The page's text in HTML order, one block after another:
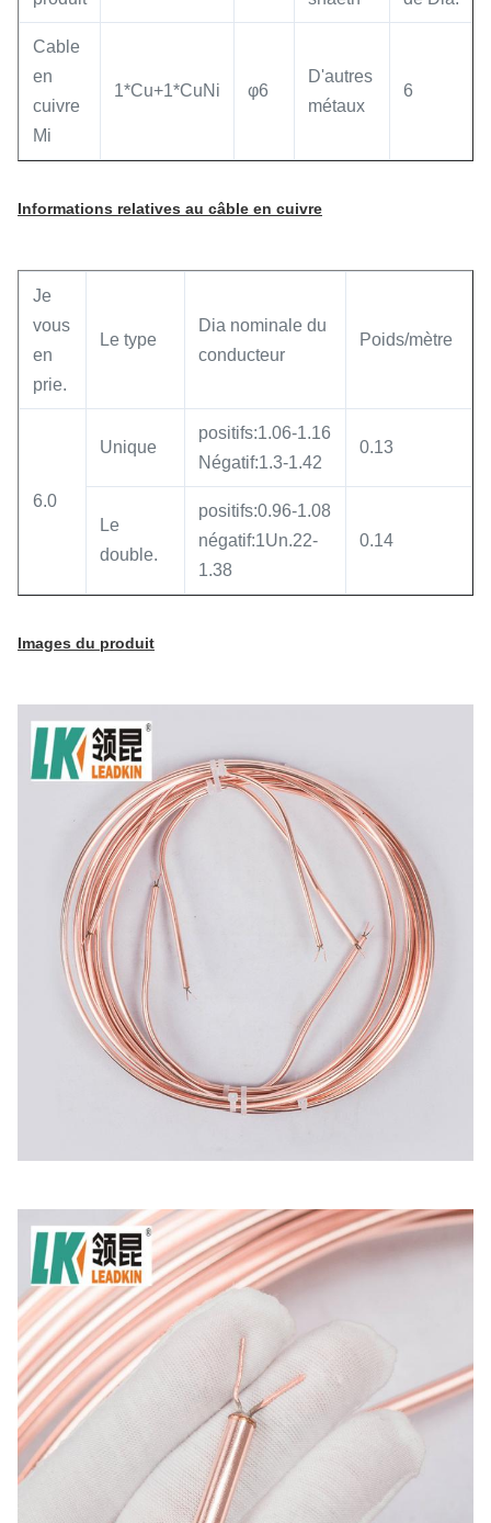
Cable
en
cuivre
Mi
1*Cu+1*CuNi φ6
D'autres
métaux
6
Informations relatives au câble en cuivre
Je
vous
en
prie.
Le type
Dia nominale du
conducteur
Poids/mètre
6.0
Unique
positifs:1.06-1.16
Négatif:1.3-1.42
0.13
Le
double.
positifs:0.96-1.08
négatif:1Un.22-
1.38
0.14
Images du produit